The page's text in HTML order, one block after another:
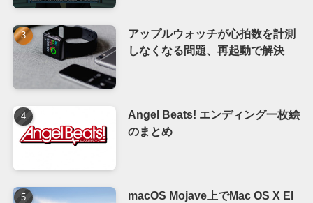
アップルウォッチが心拍数を計測
しなくなる問題、再起動で解決
Angel Beats! エンディング一枚絵
のまとめ
macOS Mojave上でMac OS X El